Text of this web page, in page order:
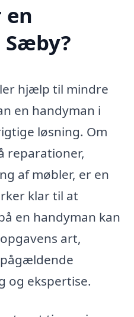
en
hjælp til mindre
en handyman i
løsning. Om
reparationer,
af møbler, er en
klar til at
en handyman kan
art,
og ekspertise.